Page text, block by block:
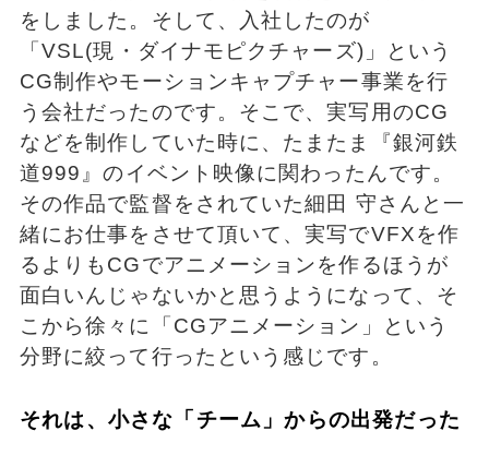
をしました。そして、入社したのが
「VSL(現・ダイナモピクチャーズ)」という
CG制作やモーションキャプチャー事業を行
う会社だったのです。そこで、実写用のCG
などを制作していた時に、たまたま『銀河鉄
道999』のイベント映像に関わったんです。
その作品で監督をされていた細田 守さんと一
緒にお仕事をさせて頂いて、実写でVFXを作
るよりもCGでアニメーションを作るほうが
面白いんじゃないかと思うようになって、そ
こから徐々に「CGアニメーション」という
分野に絞って行ったという感じです。
それは、小さな「チーム」からの出発だった